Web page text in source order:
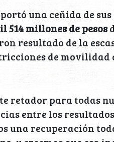
una ceñida de
514 millones de pesos
resultado de la
de movilidad
retador para todas
entre los
una recuperación